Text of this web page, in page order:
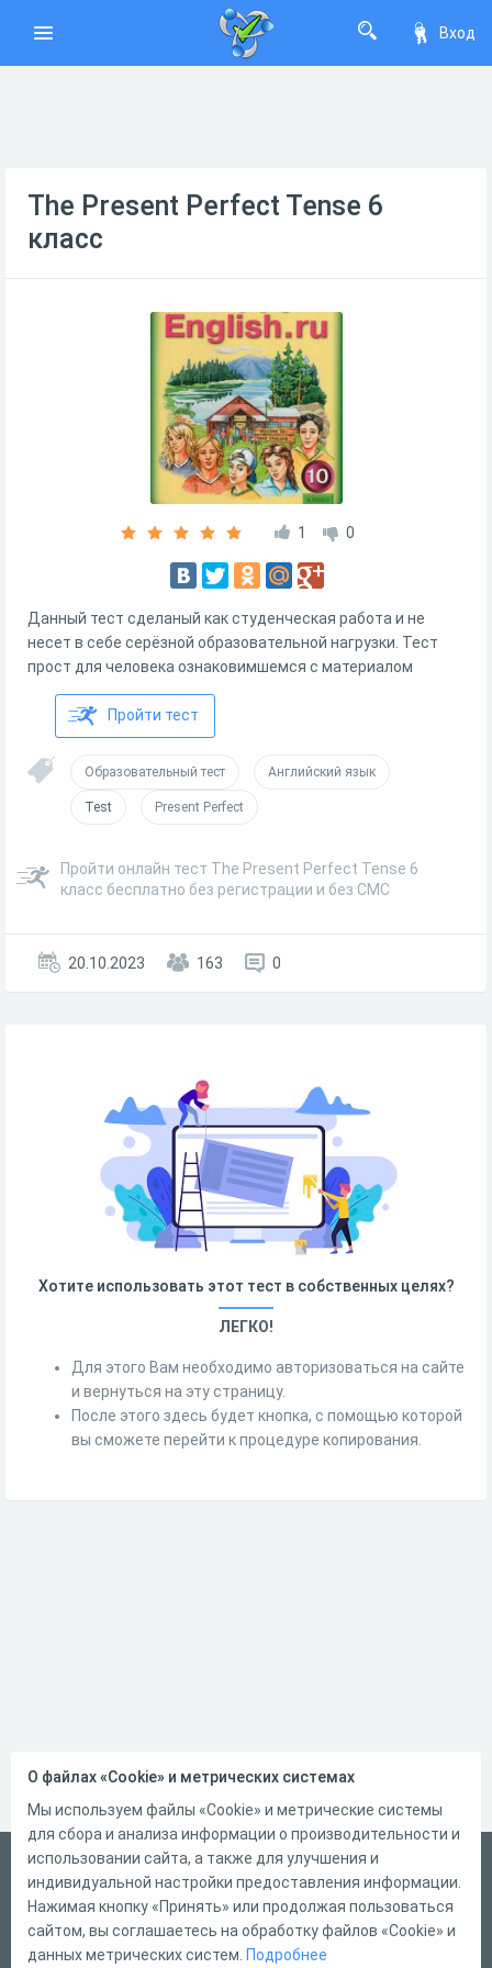
Вход
The Present Perfect Tense 6
класс
1 0
Данный тест сделаный как студенческая работа и не
несет в себе серёзной образовательной нагрузки. Тест
прост для человека ознаковимшемся с материалом
Пройти тест
Образовательный тест Английский язык
Test Present Perfect
Пройти онлайн тест The Present Perfect Tense 6
класс бесплатно без регистрации и без СМС
20.10.2023 163 0
Хотите использовать этот тест в собственных целях?
ЛЕГКО!
Для этого Вам необходимо авторизоваться на сайте
и вернуться на эту страницу.
После этого здесь будет кнопка, с помощью которой
вы сможете перейти к процедуре копирования.
Русский
Справка
Форма обратной связи
О файлах «Cookie» и метрических системах
Мы используем файлы «Cookie» и метрические системы
для сбора и анализа информации о производительности и
использовании сайта, а также для улучшения и
индивидуальной настройки предоставления информации.
Нажимая кнопку «Принять» или продолжая пользоваться
сайтом, вы соглашаетесь на обработку файлов «Cookie» и
данных метрических систем. Подробнее